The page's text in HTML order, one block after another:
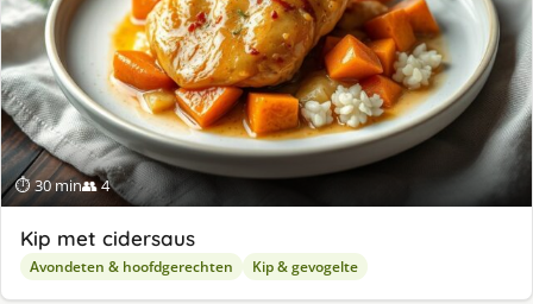
⏱ 30 min👥 4
Kip met cidersaus
Avondeten & hoofdgerechten Kip & gevogelte